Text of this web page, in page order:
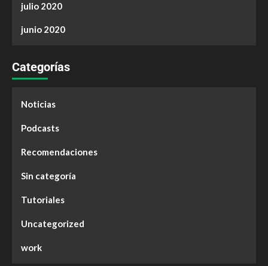
julio 2020
junio 2020
Categorías
Noticias
Podcasts
Recomendaciones
Sin categoría
Tutoriales
Uncategorized
work